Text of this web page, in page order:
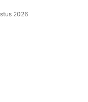
2026